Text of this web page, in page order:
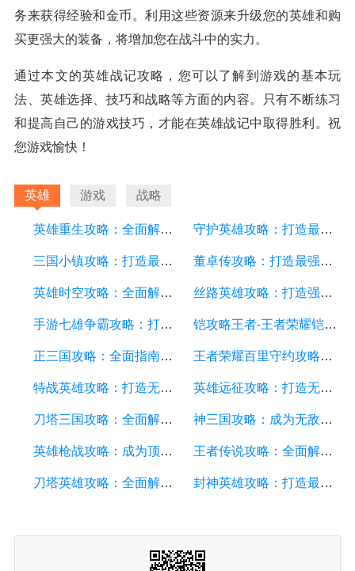
务来获得经验和金币。利用这些资源来升级您的英雄和购
买更强大的装备，将增加您在战斗中的实力。
通过本文的英雄战记攻略，您可以了解到游戏的基本玩
法、英雄选择、技巧和战略等方面的内容。只有不断练习
和提高自己的游戏技巧，才能在英雄战记中取得胜利。祝
您游戏愉快！
英雄 游戏 战略
英雄重生攻略：全面解析游戏中的技巧和策略 守护英雄攻略：打造最强英雄阵容，征战战场的必备指南
三国小镇攻略：打造最强小镇，征战三国！ 董卓传攻略：打造最强势力，征战乱世！
英雄时空攻略：全面解析游戏中的策略和技巧 丝路英雄攻略：打造强大的战队，征服丝路大陆
手游七雄争霸攻略：打造最强阵容、战胜敌人的秘诀大揭秘！ 铠攻略王者-王者荣耀铠英雄全面解析及游戏攻略
正三国攻略：全面指南、战略技巧、装备强化和英雄培养 王者荣耀百里守约攻略：打造强力射手的技巧与策略
特战英雄攻略：打造无敌团队，征服战场的秘诀 英雄远征攻略：打造无敌阵容，征服战场的终极指南
刀塔三国攻略：全面解析游戏技巧、英雄搭配和战略策略 神三国攻略：成为无敌的战略家，征服三国乱世
英雄枪战攻略：成为顶级英雄的关键技巧和战术策略 王者传说攻略：全面解析游戏技巧、英雄选择与战术策略
刀塔英雄攻略：全面解析游戏技巧、英雄策略和装备选择 封神英雄攻略：打造最强英雄阵容及游戏技巧分享